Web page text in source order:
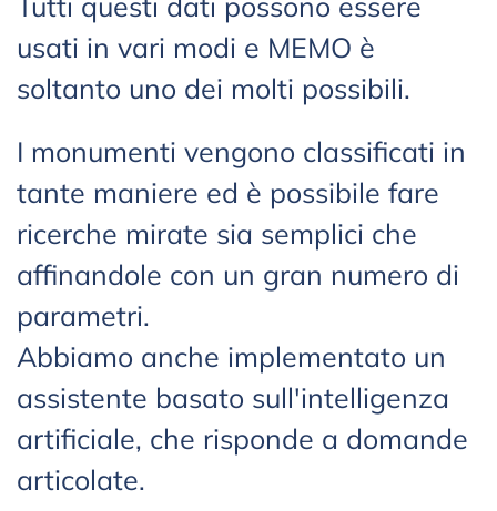
usati in vari modi e MEMO è
soltanto uno dei molti possibili.
I monumenti vengono classificati in
tante maniere ed è possibile fare
ricerche mirate sia semplici che
affinandole con un gran numero di
parametri.
Abbiamo anche implementato un
assistente basato sull'intelligenza
artificiale, che risponde a domande
articolate.